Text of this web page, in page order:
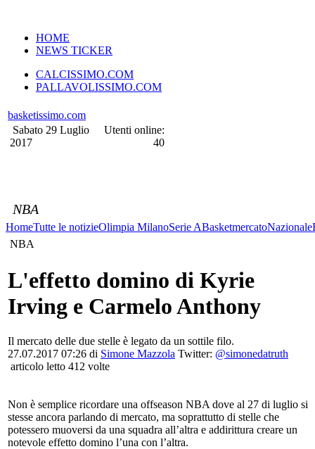
HOME
NEWS TICKER
CALCISSIMO.COM
PALLAVOLISSIMO.COM
basketissimo.com
Sabato 29 Luglio
2017
Utenti online:
40
NBA
HomeTutte le notizieOlimpia MilanoSerie ABasketmercatoNazionale
NBA
L'effetto domino di Kyrie
Irving e Carmelo Anthony
Il mercato delle due stelle è legato da un sottile filo.
27.07.2017 07:26 di Simone Mazzola Twitter: @simonedatruth
articolo letto 412 volte
Non è semplice ricordare una offseason NBA dove al 27 di luglio si
stesse ancora parlando di mercato, ma soprattutto di stelle che
potessero muoversi da una squadra all’altra e addirittura creare un
notevole effetto domino l’una con l’altra.